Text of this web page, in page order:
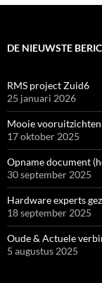
DE NIEUWSTE
RMS project Zuid6
25 januari 2026
Mooie
17 oktober 2025
Opname document
30 september 2025
Hardware experts
18 september 2025
Oude & Actuele
5 augustus 2025